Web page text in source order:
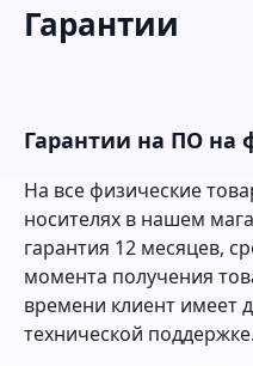
Гарантии
Гарантии на ПО на
На все физические
носителях в нашем
гарантия 12 месяцев,
момента получения
времени клиент имеет
технической поддержке.